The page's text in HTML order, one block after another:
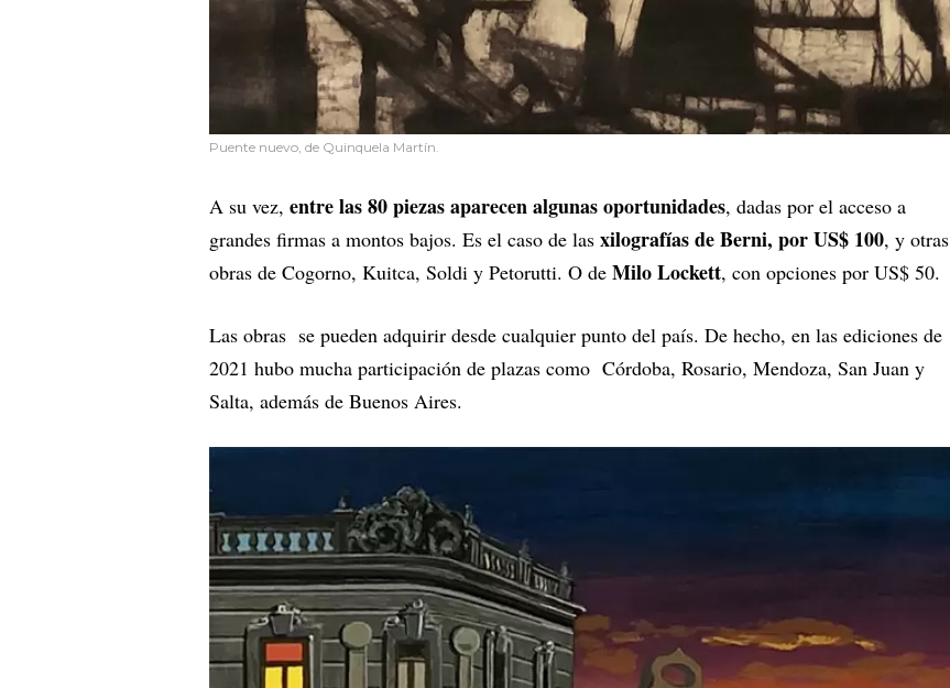
Puente nuevo, de Quinquela Martín.
A su vez, entre las 80 piezas aparecen algunas oportunidades, dadas por el acceso a
grandes firmas a montos bajos. Es el caso de las xilografías de Berni, por US$ 100, y otras
obras de Cogorno, Kuitca, Soldi y Petorutti. O de Milo Lockett, con opciones por US$ 50.
Las obras se pueden adquirir desde cualquier punto del país. De hecho, en las ediciones de
2021 hubo mucha participación de plazas como Córdoba, Rosario, Mendoza, San Juan y
Salta, además de Buenos Aires.